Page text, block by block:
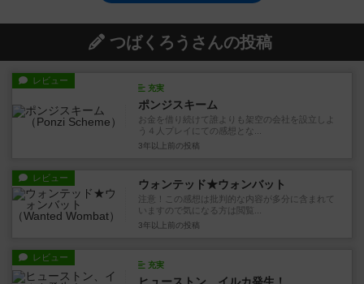
つばくろうさんの投稿
レビュー
充実
ポンジスキーム
お金を借り続けて誰よりも架空の会社を設立しよ
う４人プレイにての感想とな...
3年以上前 の投稿
レビュー ウォンテッド★ウォンバット
注意！この感想は批判的な内容が多分に含まれて
いますので気になる方は閲覧...
3年以上前 の投稿
レビュー
充実